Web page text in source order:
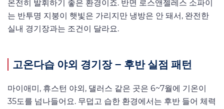
온전히 발휘하기 좋은 환경이죠. 반면 로스앤젤레스 소파이
는 반투명 지붕이 햇빛은 가리지만 냉방은 안 돼서, 완전한
실내 경기장과는 조건이 달라요.
고온다습 야외 경기장 – 후반 실점 패턴
마이애미, 휴스턴 야외, 댈러스 같은 곳은 6~7월에 기온이
35도를 넘나들어요. 무덥고 습한 환경에서는 후반 들어 체력